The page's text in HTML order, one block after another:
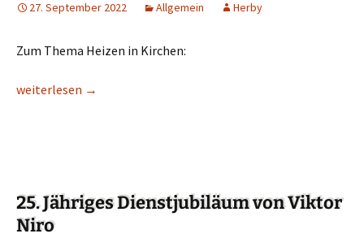
27. September 2022 Allgemein Herby
Zum Thema Heizen in Kirchen:
Stadtsynodalrat – Thema Heizen
weiterlesen →
25. Jähriges Dienstjubiläum von Viktor
Niro